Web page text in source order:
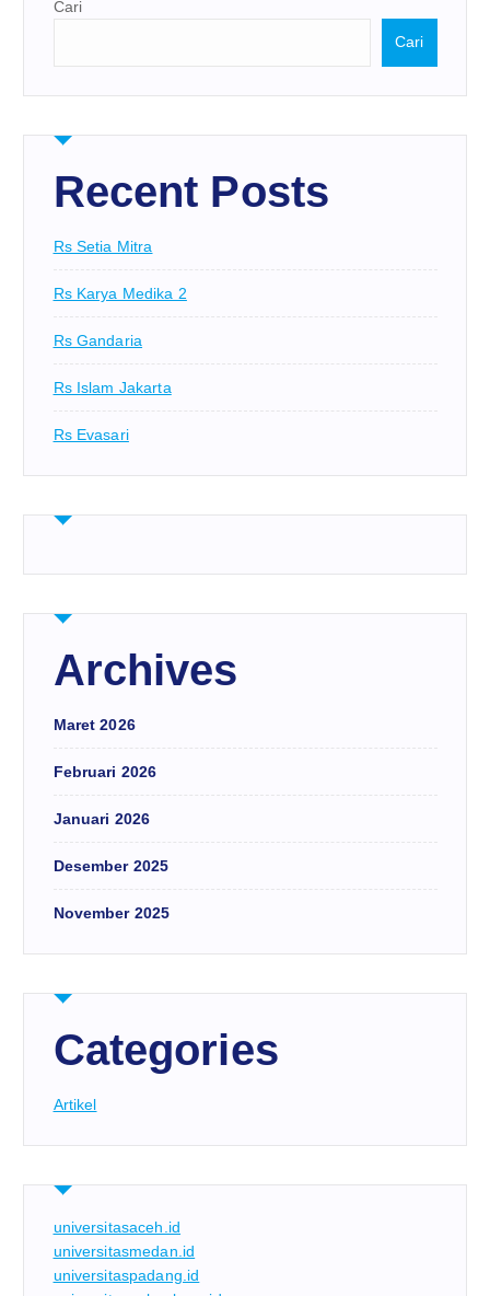
Cari
Cari
Recent Posts
Rs Setia Mitra
Rs Karya Medika 2
Rs Gandaria
Rs Islam Jakarta
Rs Evasari
Archives
Maret 2026
Februari 2026
Januari 2026
Desember 2025
November 2025
Categories
Artikel
universitasaceh.id
universitasmedan.id
universitaspadang.id